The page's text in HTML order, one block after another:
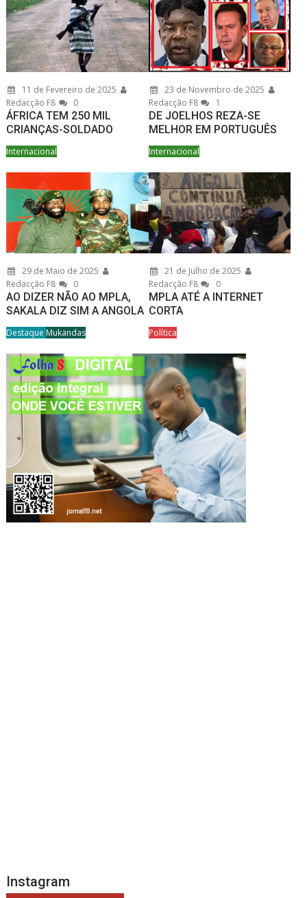
11 de Fevereiro de 2025
Redacção F8
0
ÁFRICA TEM 250 MIL
CRIANÇAS-SOLDADO
Internacional
23 de Novembro de 2025
Redacção F8
1
DE JOELHOS REZA-SE
MELHOR EM PORTUGUÊS
Internacional
29 de Maio de 2025
Redacção F8
0
AO DIZER NÃO AO MPLA,
SAKALA DIZ SIM A ANGOLA
Destaque Mukandas
21 de Julho de 2025
Redacção F8
0
MPLA ATÉ A INTERNET
CORTA
Política
Instagram